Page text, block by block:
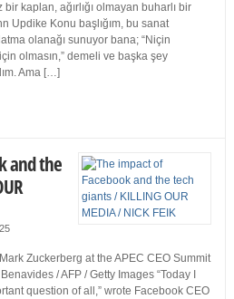
kaplan, ağırlığı olmayan buharlı bir
Updike Konu başlığım, bu sanat
olanağı sunuyor bana; “Niçin
olmasın,” demeli ve başka şey
Ama […]
and the
Zuckerberg at the APEC CEO Summit
/ AFP / Getty Images “Today I
question of all,” wrote Facebook CEO